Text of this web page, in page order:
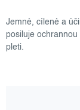
Jemné, cílené a
posiluje
pleti.